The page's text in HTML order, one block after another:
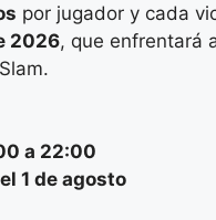
por jugador y cada
2026, que enfrentará
a 22:00
1 de agosto